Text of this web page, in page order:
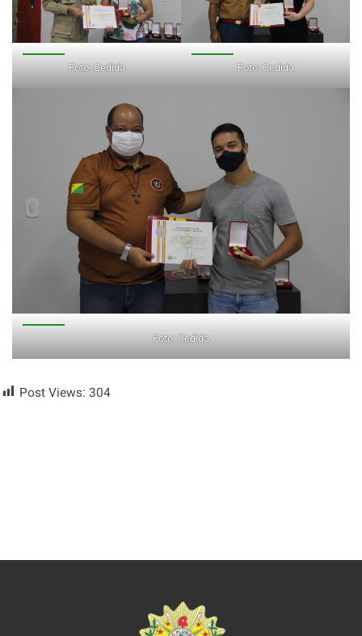
Foto: Cedida Foto: Cedida
Foto: Cedida
Post Views: 304